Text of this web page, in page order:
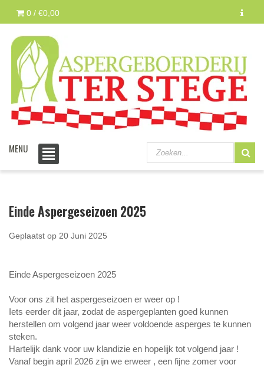
0 / €0,00
MENU
Einde Aspergeseizoen 2025
Geplaatst op 20 Juni 2025
Einde Aspergeseizoen 2025
Voor ons zit het aspergeseizoen er weer op !
Iets eerder dit jaar, zodat de aspergeplanten goed kunnen
herstellen om volgend jaar weer voldoende asperges te kunnen
steken.
Hartelijk dank voor uw klandizie en hopelijk tot volgend jaar !
Vanaf begin april 2026 zijn we erweer , een fijne zomer voor